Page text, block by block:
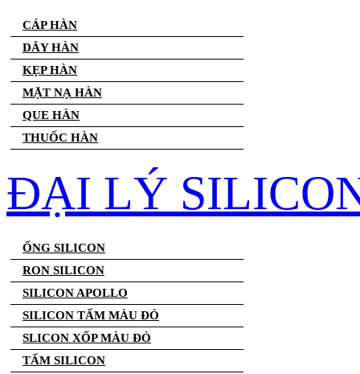
CÁP HÀN
DÂY HÀN
KẸP HÀN
MẶT NẠ HÀN
QUE HÀN
THUỐC HÀN
ĐẠI LÝ
ỐNG SILICON
RON SILICON
SILICON APOLLO
SILICON TẤM MÀU ĐỎ
SLICON XỐP MÀU ĐỎ
TẤM SILICON